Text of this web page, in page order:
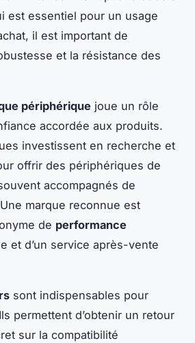
est essentiel pour un usage
il est important de
et la résistance des
périphérique joue un rôle
accordée aux produits.
investissent en recherche et
offrir des périphériques de
accompagnés de
marque reconnue est
de performance
et d’un service après-vente
sont indispensables pour
permettent d’obtenir un retour
sur la compatibilité